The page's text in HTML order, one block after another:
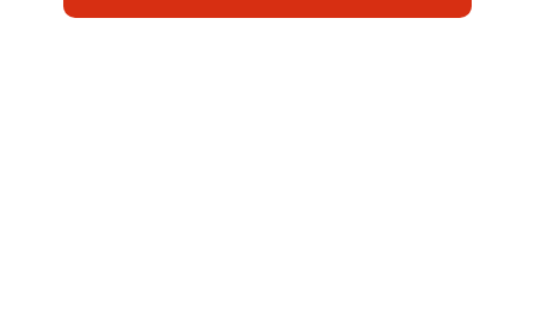
食べてしまってたらと思うとゾッとします。鹿に食べ物等